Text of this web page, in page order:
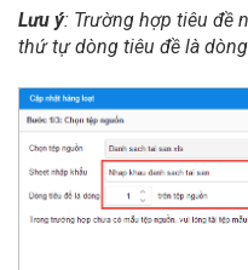
Lưu ý: Trường hợp tiêu đề
thứ tự dòng tiêu đề là